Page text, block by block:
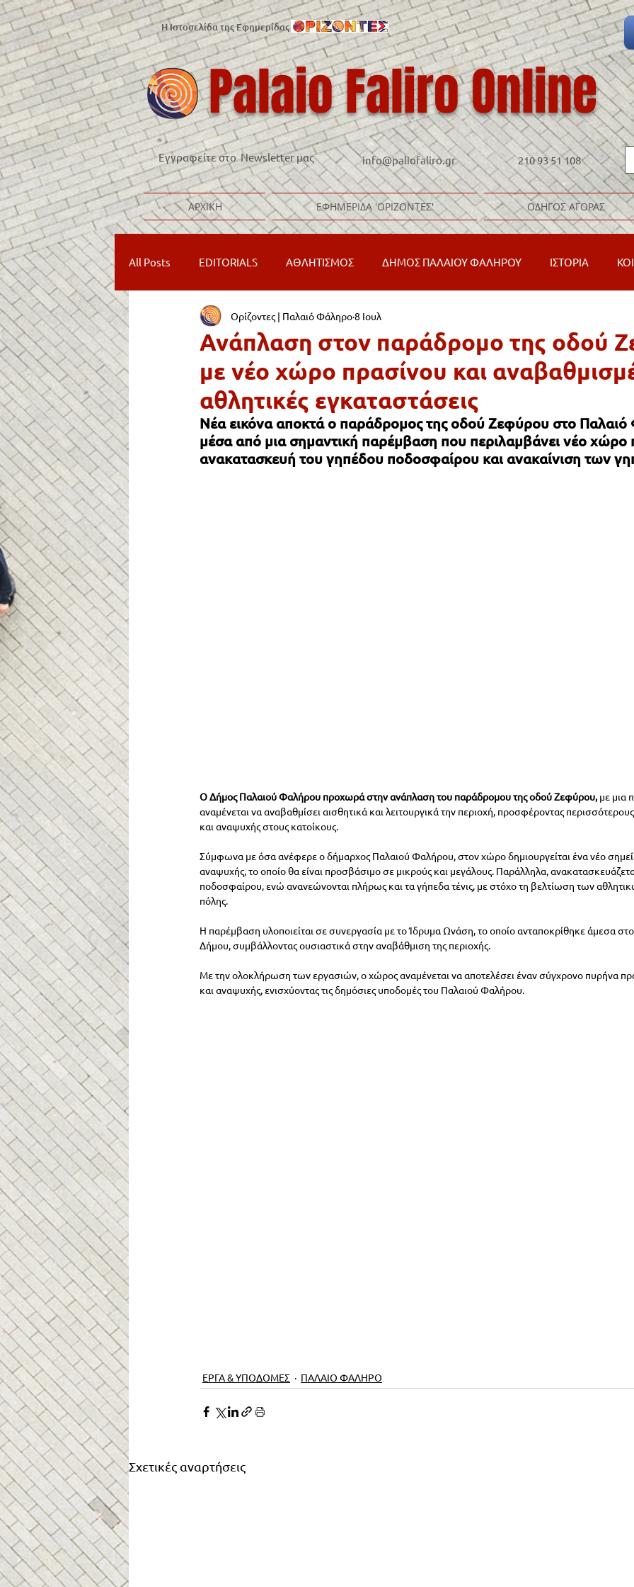
Η Ιστοσελίδα της Εφημερίδας
Palaio Faliro Online
info@paliofaliro.gr 210 93 51 108
ΑΡΧΙΚΗ ΕΦΗΜΕΡΙΔΑ 'ΟΡΙΖΟΝΤΕΣ' ΟΔΗΓΟΣ ΑΓΟΡΑΣ
Εγγραφείτε στο Newsletter μας
All Posts EDITORIALS ΑΘΛΗΤΙΣΜΟΣ ΔΗΜΟΣ ΠΑΛΑΙΟΥ ΦΑΛΗΡΟΥ ΙΣΤΟΡΙΑ
ΟΙΚΟΝΟΜΙΑ & ΑΓΟΡΑ ΠΑΙΔΙ & ΠΑΙΔΕΙΑ
ΣΥΓΚΟΙΝΩΝΙΑ ΥΓΕΙΑ ΨΥΧΑΓΩΓΙΑ ΠΟΛΙΤΙΚΗ ΕΚΚΛΗΣΙΑ ΠΑΡΑΠΟΝΑ
ΔΡΟΜΟΙ & ΠΕΖΟΔΡΟΜΙΑ ΕΡΓΑ & ΥΠΟΔΟΜΕΣ ΕΡΓΑΣΙΑ ΚΑΘΑΡΙΟΤΗΤΑ
Ανάπλαση στον παράδρομο της οδού
με νέο χώρο πρασίνου και
αθλητικές εγκαταστάσεις
Ορίζοντες | Παλαιό Φάληρο8 Ιουλ
Νέα εικόνα αποκτά ο παράδρομος της οδού Ζεφύρου στο
μέσα από μια σημαντική παρέμβαση που περιλαμβάνει νέο χώρο
ανακατασκευή του γηπέδου ποδοσφαίρου και ανακαίνιση των
Ο Δήμος Παλαιού Φαλήρου προχωρά στην ανάπλαση του παράδρομου της οδού Ζεφύρου, με μια
αναμένεται να αναβαθμίσει αισθητικά και λειτουργικά την περιοχή, προσφέροντας
και αναψυχής στους κατοίκους.
Σύμφωνα με όσα ανέφερε ο δήμαρχος Παλαιού Φαλήρου, στον χώρο δημιουργείται ένα νέο
αναψυχής, το οποίο θα είναι προσβάσιμο σε μικρούς και μεγάλους. Παράλληλα,
ποδοσφαίρου, ενώ ανανεώνονται πλήρως και τα γήπεδα τένις, με στόχο τη βελτίωση των
πόλης.
Η παρέμβαση υλοποιείται σε συνεργασία με το Ίδρυμα Ωνάση, το οποίο ανταποκρίθηκε άμεσα στο
Δήμου, συμβάλλοντας ουσιαστικά στην αναβάθμιση της περιοχής.
Με την ολοκλήρωση των εργασιών, ο χώρος αναμένεται να αποτελέσει έναν σύγχρονο πυρήνα
και αναψυχής, ενισχύοντας τις δημόσιες υποδομές του Παλαιού Φαλήρου.
ΕΡΓΑ & ΥΠΟΔΟΜΕΣ ΠΑΛΑΙΟ ΦΑΛΗΡΟ
Σχετικές αναρτήσεις